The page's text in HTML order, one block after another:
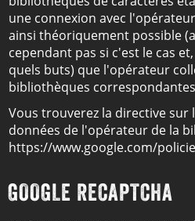
une connexion avec
ainsi théoriquement possible
cependant pas si c'est le cas
quels buts) que l'opérateur
bibliothèques
Vous trouverez la directive sur
données de l'opérateur de la
https://www.google.com/
GOOGLE RECAPTCHA